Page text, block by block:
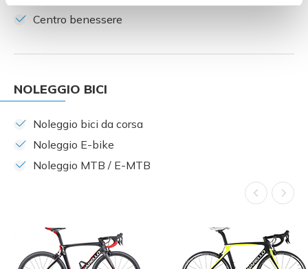
Centro benessere
NOLEGGIO BICI
Noleggio bici da corsa
Noleggio E-bike
Noleggio MTB / E-MTB